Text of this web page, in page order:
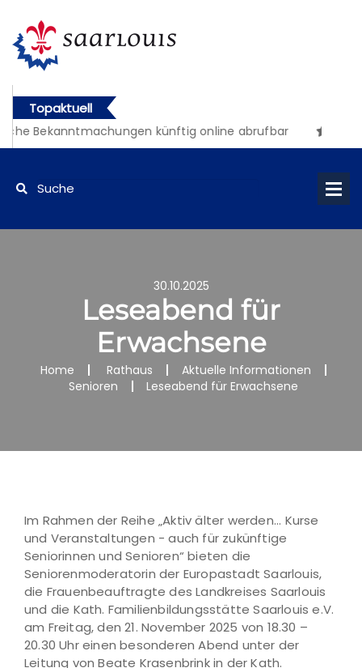
Topaktuell
Bekanntmachungen künftig online abrufbar
30.10.2025
Leseabend für
Erwachsene
Home Rathaus
Aktuelle Informationen
Senioren
Leseabend für Erwachsene
Im Rahmen der Reihe „Aktiv älter werden... Kurse
und Veranstaltungen - auch für zukünftige
Seniorinnen und Senioren“ bieten die
Seniorenmoderatorin der Europastadt Saarlouis,
die Frauenbeauftragte des Landkreises Saarlouis
und die Kath. Familienbildungsstätte Saarlouis e.V.
am Freitag, den 21. November 2025 von 18.30 –
20.30 Uhr einen besonderen Abend unter der
Leitung von Beate Krasenbrink in der Kath.